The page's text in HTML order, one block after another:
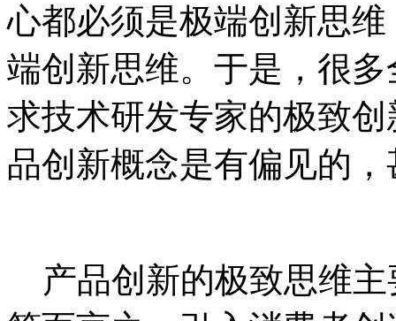
心都必须是极端创新思
端创新思维。于是，很
求技术研发专家的极致
品创新概念是有偏见的
产品创新的极致思维主